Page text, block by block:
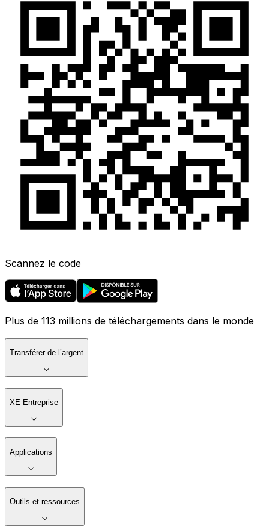
Scannez le code
Plus de 113 millions de téléchargements dans le monde
Transférer de l’argent
XE Entreprise
Applications
Outils et ressources